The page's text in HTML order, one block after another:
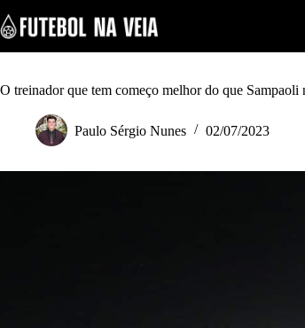
k
i
p
o
O treinador que tem começo melhor do que Sampaoli
Paulo Sérgio Nunes 02/07/2023